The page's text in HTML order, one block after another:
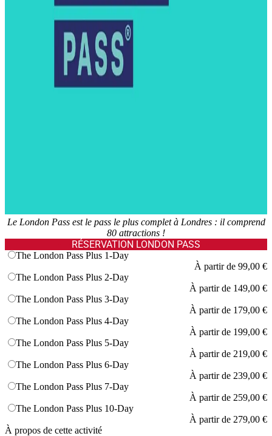
Le London Pass est le pass le plus complet à Londres : il comprend
80 attractions !
RÉSERVATION LONDON PASS
The London Pass Plus 1-Day
À partir de 99,00 €
The London Pass Plus 2-Day
À partir de 149,00 €
The London Pass Plus 3-Day
À partir de 179,00 €
The London Pass Plus 4-Day
À partir de 199,00 €
The London Pass Plus 5-Day
À partir de 219,00 €
The London Pass Plus 6-Day
À partir de 239,00 €
The London Pass Plus 7-Day
À partir de 259,00 €
The London Pass Plus 10-Day
À partir de 279,00 €
À propos de cette activité